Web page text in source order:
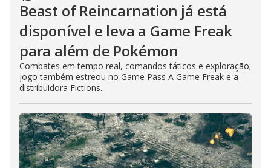
Beast of Reincarnation já está
disponível e leva a Game Freak
para além de Pokémon
Combates em tempo real, comandos táticos e exploração;
jogo também estreou no Game Pass A Game Freak e a
distribuidora Fictions...